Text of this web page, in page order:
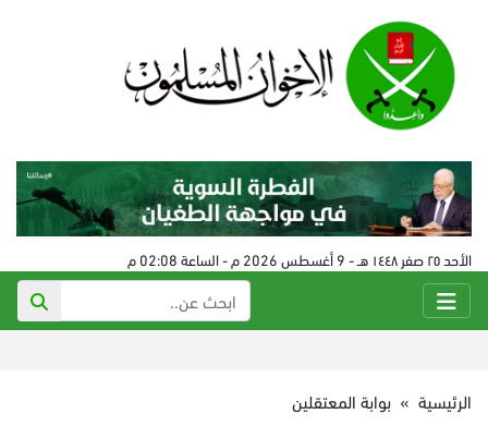
الأحد ٢٥ صفر ١٤٤٨ هـ - 9 أغسطس 2026 م - الساعة 02:08 م
الرئيسية » بوابة المعتقلين